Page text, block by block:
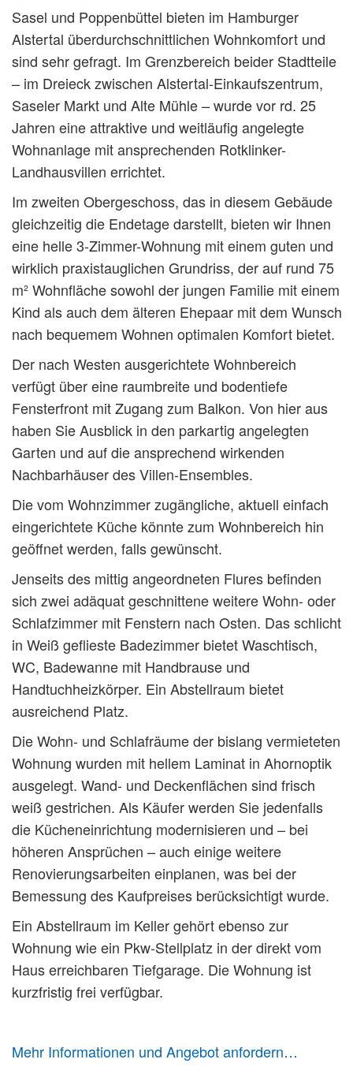
Sasel und Poppenbüttel bieten im Hamburger
Alstertal überdurchschnittlichen Wohnkomfort und
sind sehr gefragt. Im Grenzbereich beider Stadtteile
– im Dreieck zwischen Alstertal-Einkaufszentrum,
Saseler Markt und Alte Mühle – wurde vor rd. 25
Jahren eine attraktive und weitläufig angelegte
Wohnanlage mit ansprechenden Rotklinker-
Landhausvillen errichtet.
Im zweiten Obergeschoss, das in diesem Gebäude
gleichzeitig die Endetage darstellt, bieten wir Ihnen
eine helle 3-Zimmer-Wohnung mit einem guten und
wirklich praxistauglichen Grundriss, der auf rund 75
m² Wohnfläche sowohl der jungen Familie mit einem
Kind als auch dem älteren Ehepaar mit dem Wunsch
nach bequemem Wohnen optimalen Komfort bietet.
Der nach Westen ausgerichtete Wohnbereich
verfügt über eine raumbreite und bodentiefe
Fensterfront mit Zugang zum Balkon. Von hier aus
haben Sie Ausblick in den parkartig angelegten
Garten und auf die ansprechend wirkenden
Nachbarhäuser des Villen-Ensembles.
Die vom Wohnzimmer zugängliche, aktuell einfach
eingerichtete Küche könnte zum Wohnbereich hin
geöffnet werden, falls gewünscht.
Jenseits des mittig angeordneten Flures befinden
sich zwei adäquat geschnittene weitere Wohn- oder
Schlafzimmer mit Fenstern nach Osten. Das schlicht
in Weiß geflieste Badezimmer bietet Waschtisch,
WC, Badewanne mit Handbrause und
Handtuchheizkörper. Ein Abstellraum bietet
ausreichend Platz.
Die Wohn- und Schlafräume der bislang vermieteten
Wohnung wurden mit hellem Laminat in Ahornoptik
ausgelegt. Wand- und Deckenflächen sind frisch
weiß gestrichen. Als Käufer werden Sie jedenfalls
die Kücheneinrichtung modernisieren und – bei
höheren Ansprüchen – auch einige weitere
Renovierungsarbeiten einplanen, was bei der
Bemessung des Kaufpreises berücksichtigt wurde.
Ein Abstellraum im Keller gehört ebenso zur
Wohnung wie ein Pkw-Stellplatz in der direkt vom
Haus erreichbaren Tiefgarage. Die Wohnung ist
kurzfristig frei verfügbar.
Mehr Informationen und Angebot anfordern…